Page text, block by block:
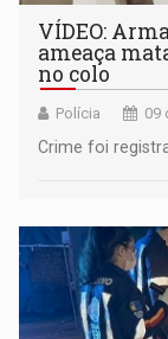
VÍDEO:
ameaça
no colo
Polícia 09
Crime foi